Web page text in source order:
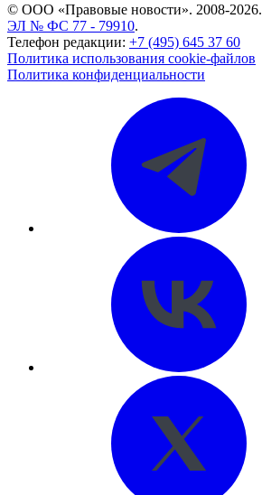
© ООО «Правовые новости». 2008-2026.
ЭЛ № ФС 77 - 79910.
Телефон редакции: +7 (495) 645 37 60
Политика использования cookie-файлов
Политика конфиденциальности